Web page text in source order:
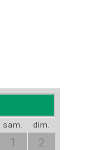
sam. dim.
1
2